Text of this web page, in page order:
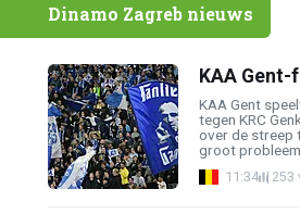
Dinamo Zagreb nieuws
KAA Gent-
KAA Gent
tegen KRC
over de streep
groot probleem
11:34 253